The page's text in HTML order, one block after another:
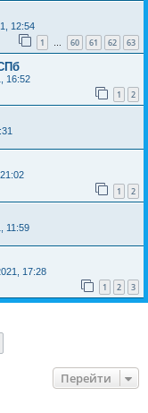
12:54
1 60 61 62 63
16:52
1 2
1 2
11:59
17:28
1 2 3
Перейти